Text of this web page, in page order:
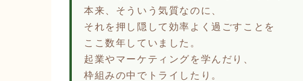
本来、そういう気質なのに、
それを押し隠して効率よく過ごすことを
ここ数年していました。
起業やマーケティングを学んだり、
枠組みの中でトライしたり。